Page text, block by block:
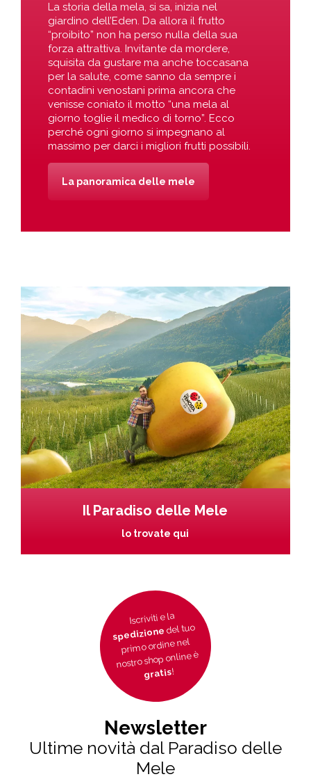
La storia della mela, si sa, inizia nel
giardino dell’Eden. Da allora il frutto
“proibito” non ha perso nulla della sua
forza attrattiva. Invitante da mordere,
squisita da gustare ma anche toccasana
per la salute, come sanno da sempre i
contadini venostani prima ancora che
venisse coniato il motto “una mela al
giorno toglie il medico di torno”. Ecco
perché ogni giorno si impegnano al
massimo per darci i migliori frutti possibili.
La panoramica delle mele
Il Paradiso delle Mele
lo trovate qui
Iscriviti e la
spedizionedel tuo
primo ordine nel
nostro shop online è
gratis!
Newsletter
Ultime novità dal Paradiso delle
Mele